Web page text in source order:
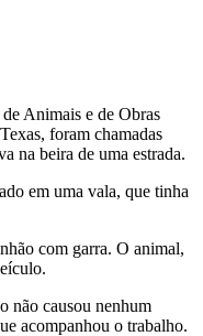
Animais e de Obras
foram chamadas
na beira de uma estrada.
em uma vala, que tinha
com garra. O animal,
não causou nenhum
acompanhou o trabalho.